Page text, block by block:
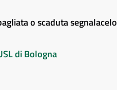
o scaduta segnalacelo
di Bologna